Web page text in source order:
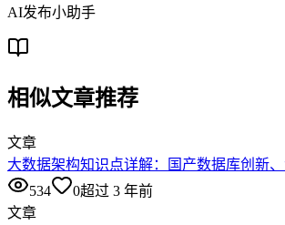
AI发布小助手
相似文章推荐
文章
大数据架构知识点详解：国产数据库创新
534
0超过 3 年前
文章